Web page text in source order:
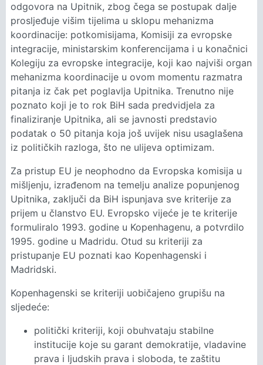
odgovora na Upitnik, zbog čega se postupak dalje
prosljeđuje višim tijelima u sklopu mehanizma
koordinacije: potkomisijama, Komisiji za evropske
integracije, ministarskim konferencijama i u konačnici
Kolegiju za evropske integracije, koji kao najviši organ
mehanizma koordinacije u ovom momentu razmatra
pitanja iz čak pet poglavlja Upitnika. Trenutno nije
poznato koji je to rok BiH sada predvidjela za
finaliziranje Upitnika, ali se javnosti predstavio
podatak o 50 pitanja koja još uvijek nisu usaglašena
iz političkih razloga, što ne ulijeva optimizam.
Za pristup EU je neophodno da Evropska komisija u
mišljenju, izrađenom na temelju analize popunjenog
Upitnika, zaključi da BiH ispunjava sve kriterije za
prijem u članstvo EU. Evropsko vijeće je te kriterije
formuliralo 1993. godine u Kopenhagenu, a potvrdilo
1995. godine u Madridu. Otud su kriteriji za
pristupanje EU poznati kao Kopenhagenski i
Madridski.
Kopenhagenski se kriteriji uobičajeno grupišu na
sljedeće:
politički kriteriji, koji obuhvataju stabilne
institucije koje su garant demokratije, vladavine
prava i ljudskih prava i sloboda, te zaštitu